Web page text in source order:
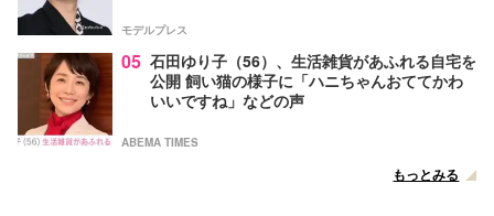
モデルプレス
05 石田ゆり子（56）、生活雑貨があふれる自宅を
公開 飼い猫の様子に「ハニちゃんおててかわ
いいですね」などの声
ABEMA TIMES
もっとみる